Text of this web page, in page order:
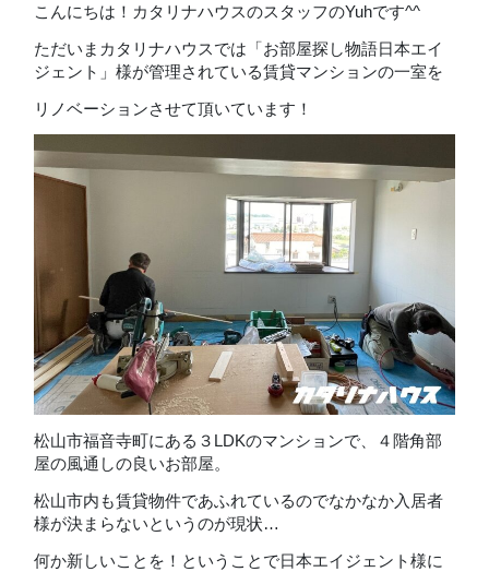
こんにちは！カタリナハウスのスタッフのYuhです^^
ただいまカタリナハウスでは「お部屋探し物語日本エイ
ジェント」様が管理されている賃貸マンションの一室を
リノベーションさせて頂いています！
松山市福音寺町にある３LDKのマンションで、４階角部
屋の風通しの良いお部屋。
松山市内も賃貸物件であふれているのでなかなか入居者
様が決まらないというのが現状…
何か新しいことを！ということで日本エイジェント様に